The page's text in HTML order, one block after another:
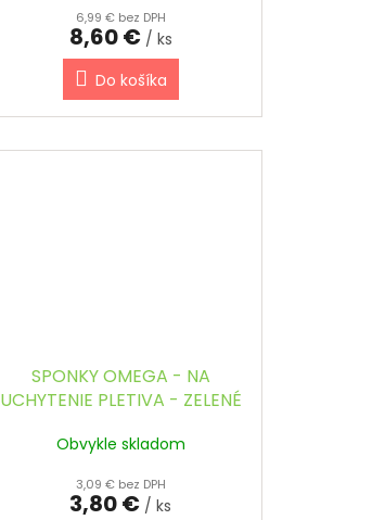
6,99 € bez DPH
8,60 € / ks
Do košíka
SPONKY OMEGA - NA
UCHYTENIE PLETIVA - ZELENÉ
Obvykle skladom
3,09 € bez DPH
3,80 € / ks